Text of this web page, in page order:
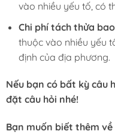
vào nhiều yếu tố, có
Chi phí tách thửa
thuộc vào nhiều yếu
định của địa phương.
Nếu bạn có bất kỳ câu
đặt câu hỏi nhé!
Bạn muốn biết thêm